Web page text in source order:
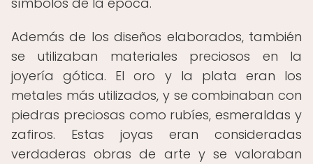
Además de los diseños elaborados, también
se utilizaban materiales preciosos en la
joyería gótica. El oro y la plata eran los
metales más utilizados, y se combinaban con
piedras preciosas como rubíes, esmeraldas y
zafiros. Estas joyas eran consideradas
verdaderas obras de arte y se valoraban